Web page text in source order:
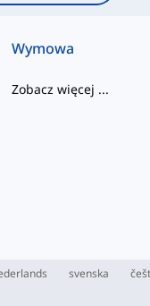
Wymowa
Zobacz więcej ...
svenska